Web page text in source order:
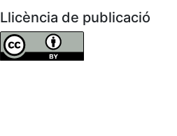
Llicència de publicació